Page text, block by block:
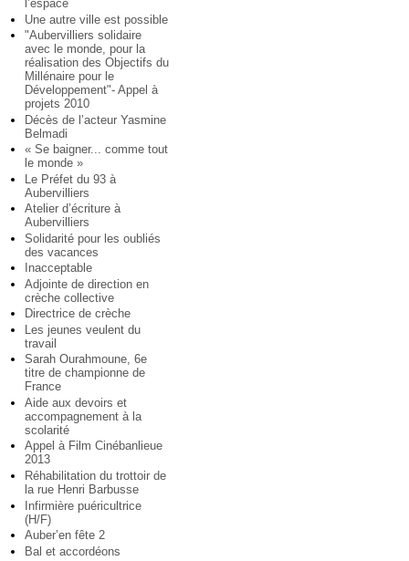
l’espace
Une autre ville est possible
"Aubervilliers solidaire
avec le monde, pour la
réalisation des Objectifs du
Millénaire pour le
Développement"- Appel à
projets 2010
Décès de l’acteur Yasmine
Belmadi
« Se baigner... comme tout
le monde »
Le Préfet du 93 à
Aubervilliers
Atelier d’écriture à
Aubervilliers
Solidarité pour les oubliés
des vacances
Inacceptable
Adjointe de direction en
crèche collective
Directrice de crèche
Les jeunes veulent du
travail
Sarah Ourahmoune, 6e
titre de championne de
France
Aide aux devoirs et
accompagnement à la
scolarité
Appel à Film Cinébanlieue
2013
Réhabilitation du trottoir de
la rue Henri Barbusse
Infirmière puéricultrice
(H/F)
Auber’en fête 2
Bal et accordéons